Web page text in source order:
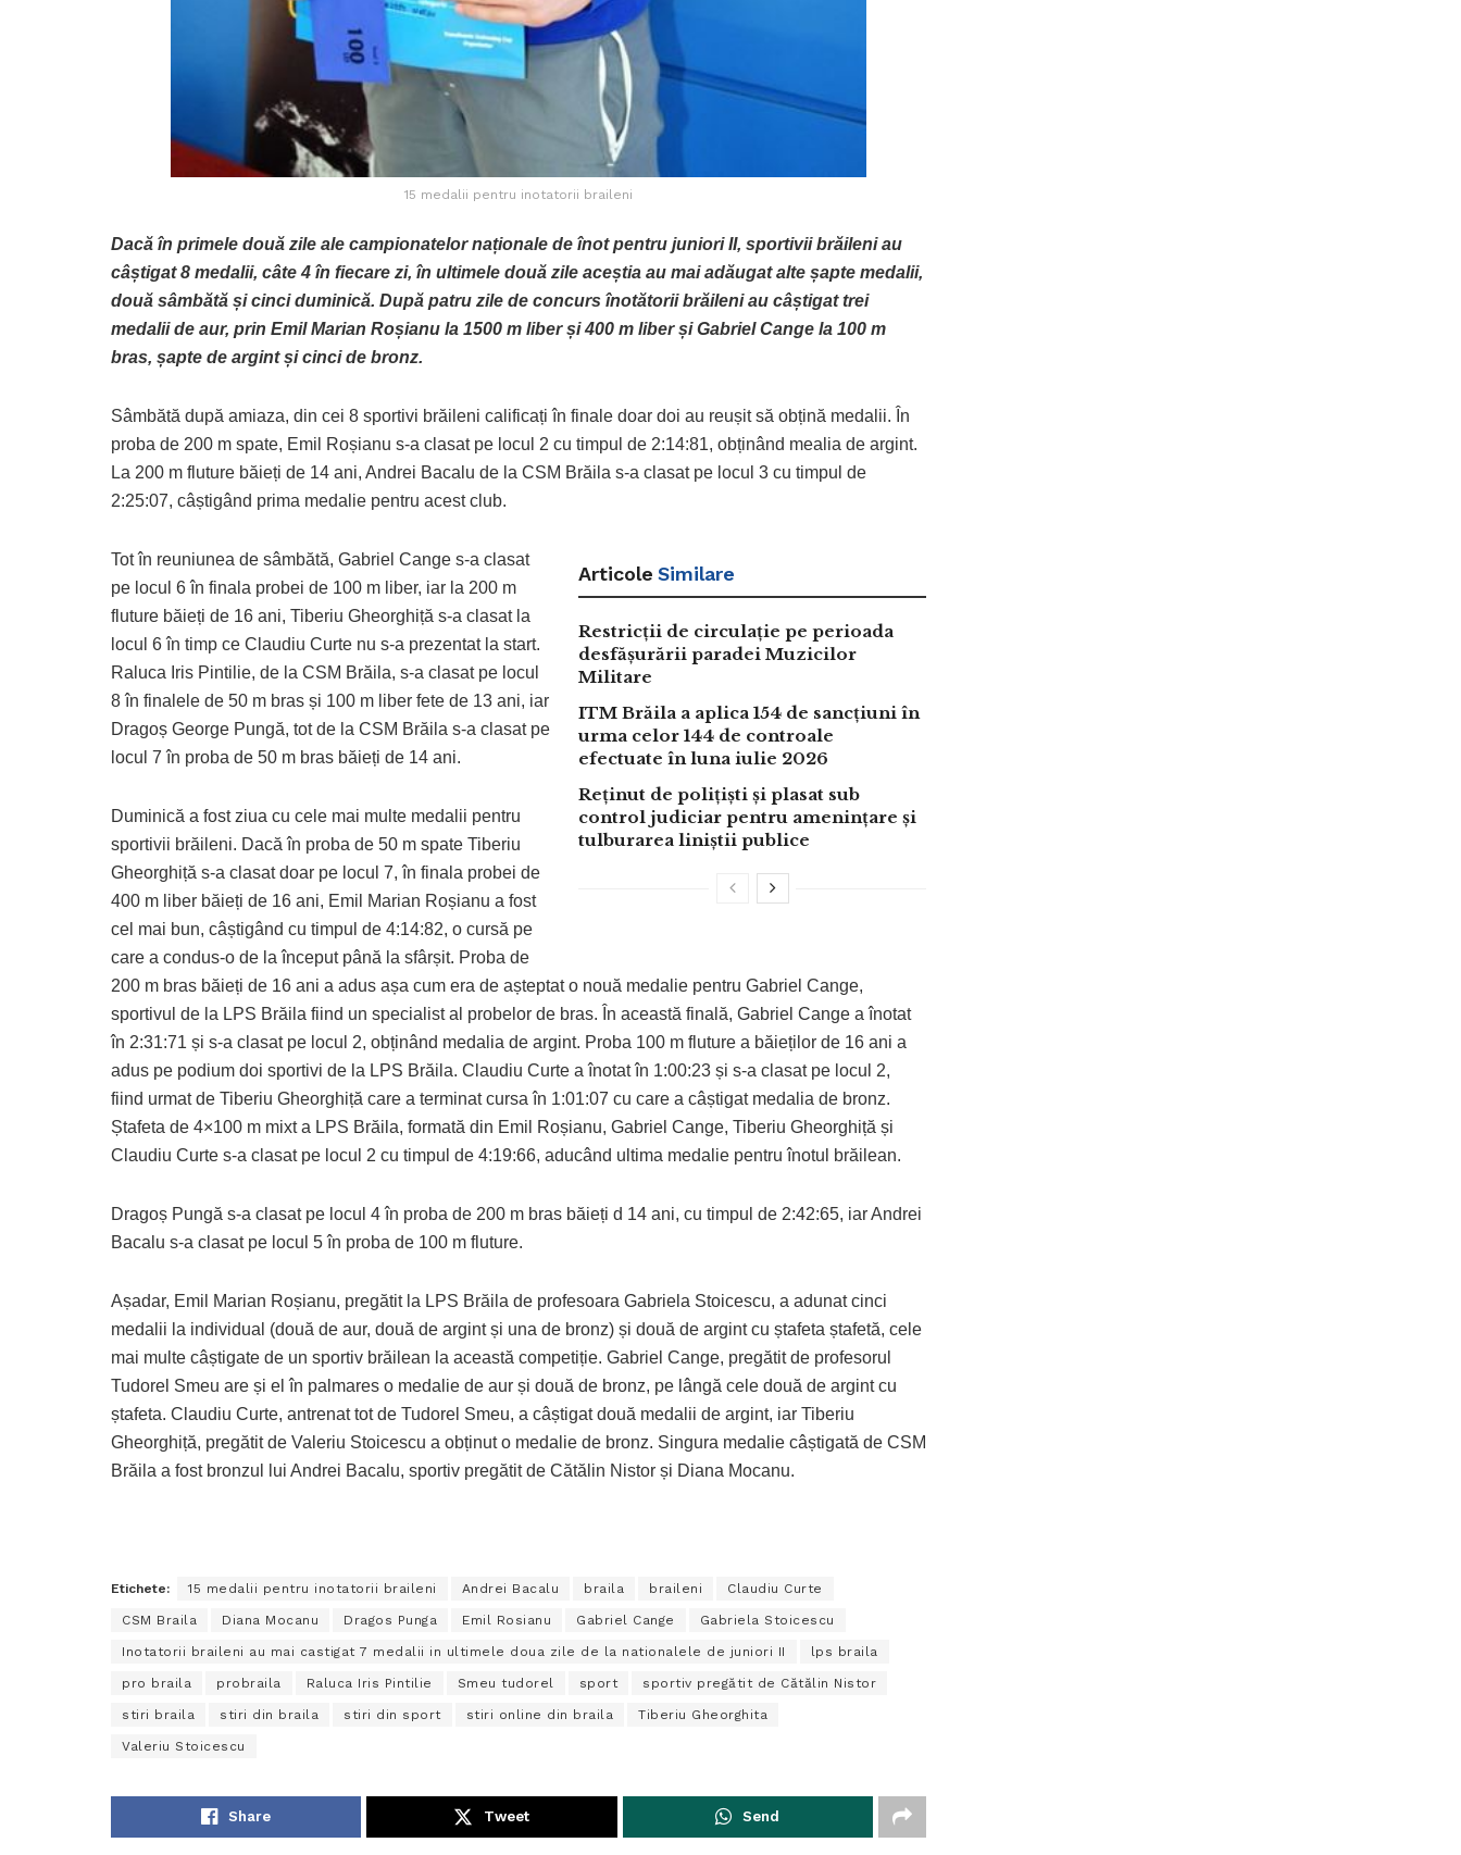
15 medalii pentru inotatorii braileni
Dacă în primele două zile ale campionatelor naționale de înot pentru juniori II, sportivii brăileni au
câștigat 8 medalii, câte 4 în fiecare zi, în ultimele două zile aceștia au mai adăugat alte șapte medalii,
două sâmbătă și cinci duminică. După patru zile de concurs înotătorii brăileni au câștigat trei
medalii de aur, prin Emil Marian Roșianu la 1500 m liber și 400 m liber și Gabriel Cange la 100 m
bras, șapte de argint și cinci de bronz.
Sâmbătă după amiaza, din cei 8 sportivi brăileni calificați în finale doar doi au reușit să obțină medalii. În
proba de 200 m spate, Emil Roșianu s-a clasat pe locul 2 cu timpul de 2:14:81, obținând mealia de argint.
La 200 m fluture băieți de 14 ani, Andrei Bacalu de la CSM Brăila s-a clasat pe locul 3 cu timpul de
2:25:07, câștigând prima medalie pentru acest club.
Articole Similare
Restricții de circulație pe perioada
desfășurării paradei Muzicilor
Militare
ITM Brăila a aplica 154 de sancțiuni în
urma celor 144 de controale
efectuate în luna iulie 2026
Reținut de polițiști și plasat sub
control judiciar pentru amenințare și
tulburarea liniștii publice
Tot în reuniunea de sâmbătă, Gabriel Cange s-a clasat
pe locul 6 în finala probei de 100 m liber, iar la 200 m
fluture băieți de 16 ani, Tiberiu Gheorghiță s-a clasat la
locul 6 în timp ce Claudiu Curte nu s-a prezentat la start.
Raluca Iris Pintilie, de la CSM Brăila, s-a clasat pe locul
8 în finalele de 50 m bras și 100 m liber fete de 13 ani, iar
Dragoș George Pungă, tot de la CSM Brăila s-a clasat pe
locul 7 în proba de 50 m bras băieți de 14 ani.
Duminică a fost ziua cu cele mai multe medalii pentru
sportivii brăileni. Dacă în proba de 50 m spate Tiberiu
Gheorghiță s-a clasat doar pe locul 7, în finala probei de
400 m liber băieți de 16 ani, Emil Marian Roșianu a fost
cel mai bun, câștigând cu timpul de 4:14:82, o cursă pe
care a condus-o de la început până la sfârșit. Proba de
200 m bras băieți de 16 ani a adus așa cum era de așteptat o nouă medalie pentru Gabriel Cange,
sportivul de la LPS Brăila fiind un specialist al probelor de bras. În această finală, Gabriel Cange a înotat
în 2:31:71 și s-a clasat pe locul 2, obținând medalia de argint. Proba 100 m fluture a băieților de 16 ani a
adus pe podium doi sportivi de la LPS Brăila. Claudiu Curte a înotat în 1:00:23 și s-a clasat pe locul 2,
fiind urmat de Tiberiu Gheorghiță care a terminat cursa în 1:01:07 cu care a câștigat medalia de bronz.
Ștafeta de 4×100 m mixt a LPS Brăila, formată din Emil Roșianu, Gabriel Cange, Tiberiu Gheorghiță și
Claudiu Curte s-a clasat pe locul 2 cu timpul de 4:19:66, aducând ultima medalie pentru înotul brăilean.
Dragoș Pungă s-a clasat pe locul 4 în proba de 200 m bras băieți d 14 ani, cu timpul de 2:42:65, iar Andrei
Bacalu s-a clasat pe locul 5 în proba de 100 m fluture.
Așadar, Emil Marian Roșianu, pregătit la LPS Brăila de profesoara Gabriela Stoicescu, a adunat cinci
medalii la individual (două de aur, două de argint și una de bronz) și două de argint cu ștafeta ștafetă, cele
mai multe câștigate de un sportiv brăilean la această competiție. Gabriel Cange, pregătit de profesorul
Tudorel Smeu are și el în palmares o medalie de aur și două de bronz, pe lângă cele două de argint cu
ștafeta. Claudiu Curte, antrenat tot de Tudorel Smeu, a câștigat două medalii de argint, iar Tiberiu
Gheorghiță, pregătit de Valeriu Stoicescu a obținut o medalie de bronz. Singura medalie câștigată de CSM
Brăila a fost bronzul lui Andrei Bacalu, sportiv pregătit de Cătălin Nistor și Diana Mocanu.
Etichete: 15 medalii pentru inotatorii braileni Andrei Bacalu braila braileni Claudiu Curte
CSM Braila Diana Mocanu Dragos Punga Emil Rosianu Gabriel Cange Gabriela Stoicescu
Inotatorii braileni au mai castigat 7 medalii in ultimele doua zile de la nationalele de juniori II lps braila
pro braila probraila Raluca Iris Pintilie Smeu tudorel sport sportiv pregătit de Cătălin Nistor
stiri braila stiri din braila stiri din sport stiri online din braila Tiberiu Gheorghita
Valeriu Stoicescu
Share Tweet Send